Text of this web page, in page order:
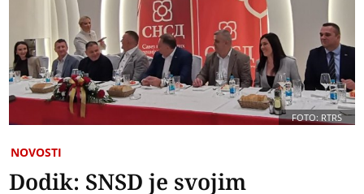
FOTO: RTRS
NOVOSTI
Dodik: SNSD je svojim